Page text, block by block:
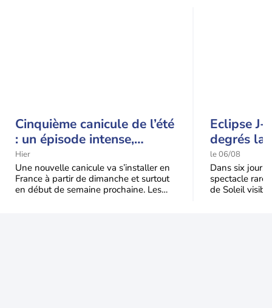
Cinquième canicule de l’été
: un épisode intense,
durable et étendu la
semaine prochaine
Hier
Une nouvelle canicule va s’installer en
France à partir de dimanche et surtout
en début de semaine prochaine. Les
Eclipse J-
degrés la
t-elle
l'éclipse
le 06/08
Dans six
spectacle rare
de Soleil